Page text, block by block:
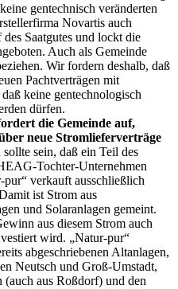
gentechnisch veränderten
Novartis auch
Saatgutes und lockt die
Auch als Gemeinde
Wir fordern deshalb, daß
Pachtverträgen mit
keine gentechnologisch
dürfen.
die Gemeinde auf,
neue Stromlieferverträge
sein, daß ein Teil des
Tochter-Unternehmen
verkauft ausschließlich
ist Strom aus
und Solaranlagen gemeint.
aus diesem Strom auch
wird. „Natur-pur“
abgeschriebenen Altanlagen,
Neutsch und Groß-Umstadt,
(auch aus Roßdorf) und den